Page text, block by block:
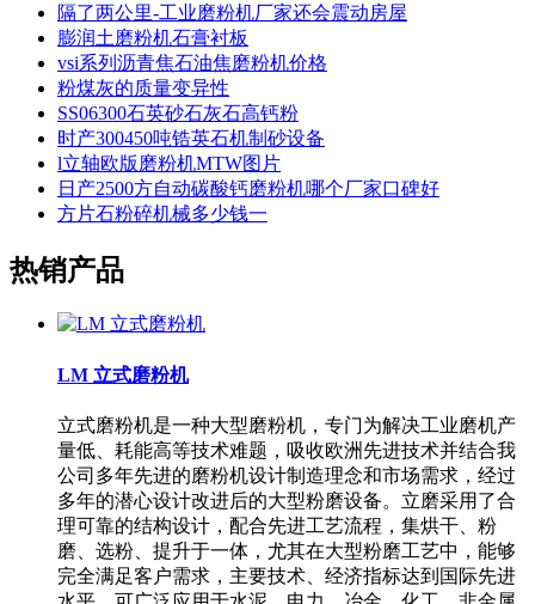
隔了两公里-工业磨粉机厂家还会震动房屋
膨润土磨粉机石膏衬板
vsi系列沥青焦石油焦磨粉机价格
粉煤灰的质量变异性
SS06300石英砂石灰石高钙粉
时产300450吨锆英石机制砂设备
l立轴欧版磨粉机MTW图片
日产2500方自动碳酸钙磨粉机哪个厂家口碑好
方片石粉碎机械多少钱一
热销产品
LM 立式磨粉机
立式磨粉机是一种大型磨粉机，专门为解决工业磨机产
量低、耗能高等技术难题，吸收欧洲先进技术并结合我
公司多年先进的磨粉机设计制造理念和市场需求，经过
多年的潜心设计改进后的大型粉磨设备。立磨采用了合
理可靠的结构设计，配合先进工艺流程，集烘干、粉
磨、选粉、提升于一体，尤其在大型粉磨工艺中，能够
完全满足客户需求，主要技术、经济指标达到国际先进